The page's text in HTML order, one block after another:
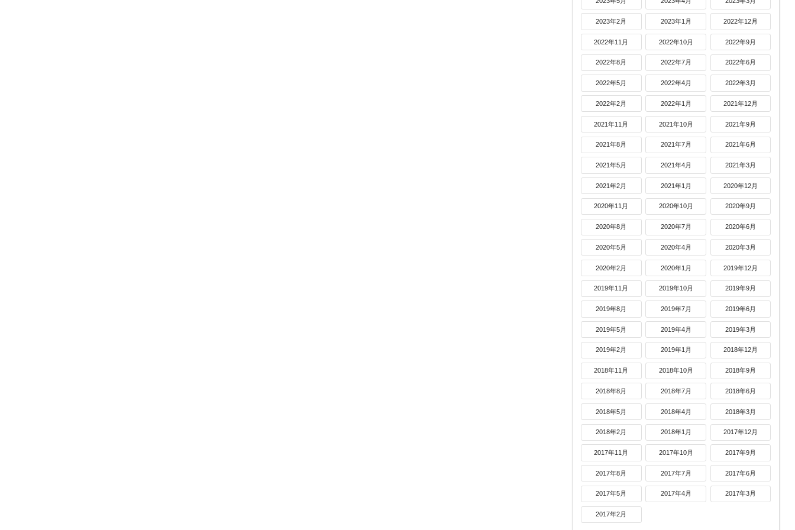
2023年2月 2023年1月 2022年12月
2022年11月 2022年10月 2022年9月
2022年8月 2022年7月 2022年6月
2022年5月 2022年4月 2022年3月
2022年2月 2022年1月 2021年12月
2021年11月 2021年10月 2021年9月
2021年8月 2021年7月 2021年6月
2021年5月 2021年4月 2021年3月
2021年2月 2021年1月 2020年12月
2020年11月 2020年10月 2020年9月
2020年8月 2020年7月 2020年6月
2020年5月 2020年4月 2020年3月
2020年2月 2020年1月 2019年12月
2019年11月 2019年10月 2019年9月
2019年8月 2019年7月 2019年6月
2019年5月 2019年4月 2019年3月
2019年2月 2019年1月 2018年12月
2018年11月 2018年10月 2018年9月
2018年8月 2018年7月 2018年6月
2018年5月 2018年4月 2018年3月
2018年2月 2018年1月 2017年12月
2017年11月 2017年10月 2017年9月
2017年8月 2017年7月 2017年6月
2017年5月 2017年4月 2017年3月
2017年2月